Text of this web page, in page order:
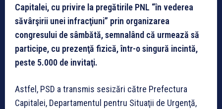
Capitalei, cu privire la pregătirile PNL “în vederea
săvârşirii unei infracţiuni” prin organizarea
congresului de sâmbătă, semnalând că urmează să
participe, cu prezenţă fizică, într-o singură incintă,
peste 5.000 de invitaţi.
Astfel, PSD a transmis sesizări către Prefectura
Capitalei, Departamentul pentru Situaţii de Urgenţă,